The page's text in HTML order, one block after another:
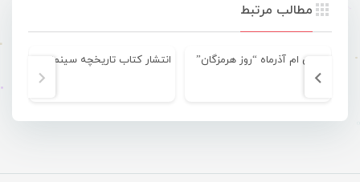
مطالب مرتبط
سی ام آذرماه “روز هرمزگان”